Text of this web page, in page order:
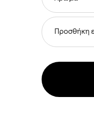
Προσθήκη